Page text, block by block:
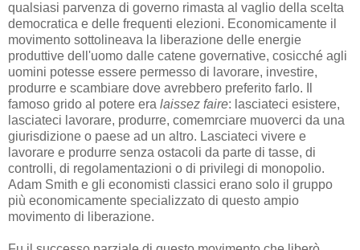
qualsiasi parvenza di governo rimasta al vaglio della scelta
democratica e delle frequenti elezioni. Economicamente il
movimento sottolineava la liberazione delle energie
produttive dell'uomo dalle catene governative, cosicché agli
uomini potesse essere permesso di lavorare, investire,
produrre e scambiare dove avrebbero preferito farlo. Il
famoso grido al potere era laissez faire: lasciateci esistere,
lasciateci lavorare, produrre, comemrciare muoverci da una
giurisdizione o paese ad un altro. Lasciateci vivere e
lavorare e produrre senza ostacoli da parte di tasse, di
controlli, di regolamentazioni o di privilegi di monopolio.
Adam Smith e gli economisti classici erano solo il gruppo
più economicamente specializzato di questo ampio
movimento di liberazione.